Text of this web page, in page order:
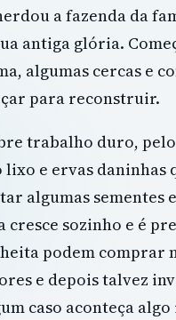
a fazenda da
antiga glória.
algumas cercas e
para reconstruir.
trabalho duro,
e ervas daninhas
algumas sementes
cresce sozinho e é
podem comprar
e depois talvez
caso aconteça